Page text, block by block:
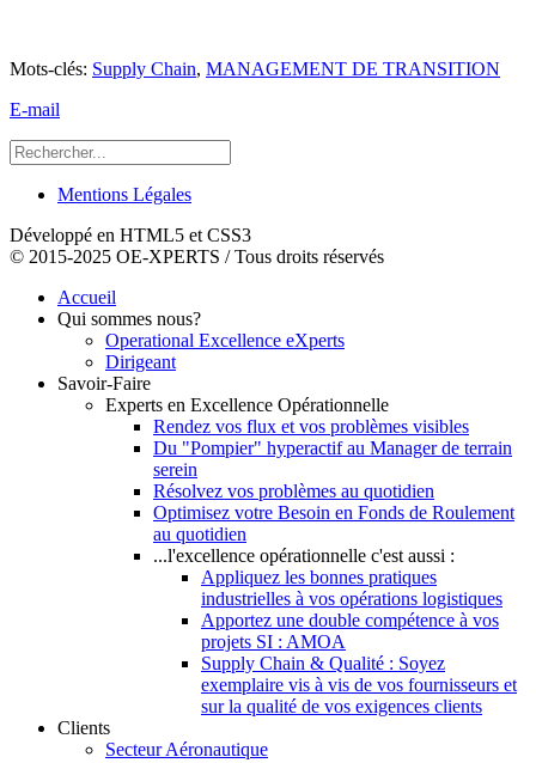
Mots-clés: Supply Chain, MANAGEMENT DE TRANSITION
E-mail
Mentions Légales
Développé en HTML5 et CSS3
© 2015-2025 OE-XPERTS / Tous droits réservés
Accueil
Qui sommes nous?
Operational Excellence eXperts
Dirigeant
Savoir-Faire
Experts en Excellence Opérationnelle
Rendez vos flux et vos problèmes visibles
Du "Pompier" hyperactif au Manager de terrain
serein
Résolvez vos problèmes au quotidien
Optimisez votre Besoin en Fonds de Roulement
au quotidien
...l'excellence opérationnelle c'est aussi :
Appliquez les bonnes pratiques
industrielles à vos opérations logistiques
Apportez une double compétence à vos
projets SI : AMOA
Supply Chain & Qualité : Soyez
exemplaire vis à vis de vos fournisseurs et
sur la qualité de vos exigences clients
Clients
Secteur Aéronautique